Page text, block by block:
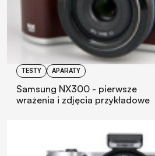
TESTY APARATY
Samsung NX300 - pierwsze
wrażenia i zdjęcia przykładowe